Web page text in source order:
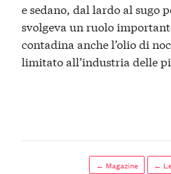
e sedano, dal lardo al sugo
svolgeva un ruolo
contadina anche l’olio di
limitato all’industria delle
← Magazine ←